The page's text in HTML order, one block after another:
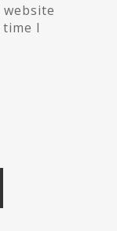
website
I